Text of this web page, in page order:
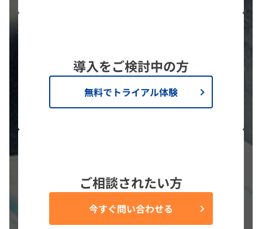
導入をご検討中の方
無料でトライアル体験
ご相談されたい方
今すぐ問い合わせる